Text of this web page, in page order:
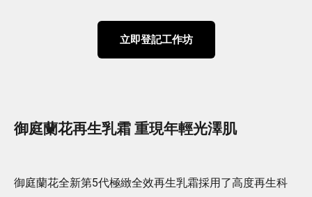
立即登記工作坊
御庭蘭花再生乳霜 重現年輕光澤肌
御庭蘭花全新第5代極緻全效再生乳霜採用了高度再生科